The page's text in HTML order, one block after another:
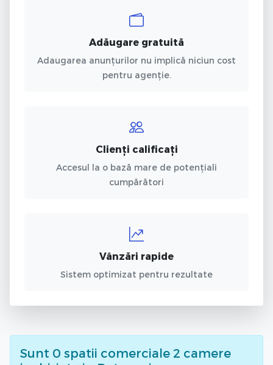
Adăugare gratuită
Adaugarea anunțurilor nu implică niciun cost
pentru agenție.
Clienți calificați
Accesul la o bază mare de potențiali
cumpărători
Vânzări rapide
Sistem optimizat pentru rezultate
Sunt 0 spatii comerciale 2 camere